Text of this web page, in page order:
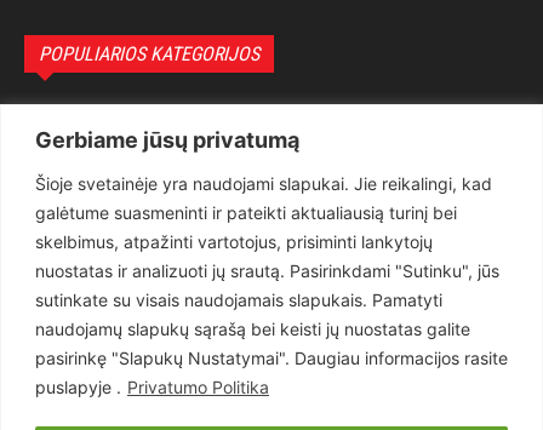
Gerbiame jūsų privatumą
Šioje svetainėje yra naudojami slapukai. Jie reikalingi, kad
galėtume suasmeninti ir pateikti aktualiausią turinį bei
skelbimus, atpažinti vartotojus, prisiminti lankytojų
nuostatas ir analizuoti jų srautą. Pasirinkdami "Sutinku", jūs
sutinkate su visais naudojamais slapukais. Pamatyti
naudojamų slapukų sąrašą bei keisti jų nuostatas galite
pasirinkę "Slapukų Nustatymai". Daugiau informacijos rasite
puslapyje . Privatumo Politika
POPULIARIOS KATEGORIJOS
Teisėsauga
1497
Aktualu
Lietuva
619
Pasaulis
Статьи на русском
Articles in english